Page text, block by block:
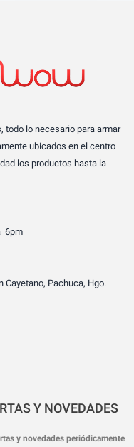
lo necesario para armar
ubicados en el centro
los productos hasta la
6pm
Cayetano, Pachuca, Hgo.
Y NOVEDADES
y novedades periódicamente